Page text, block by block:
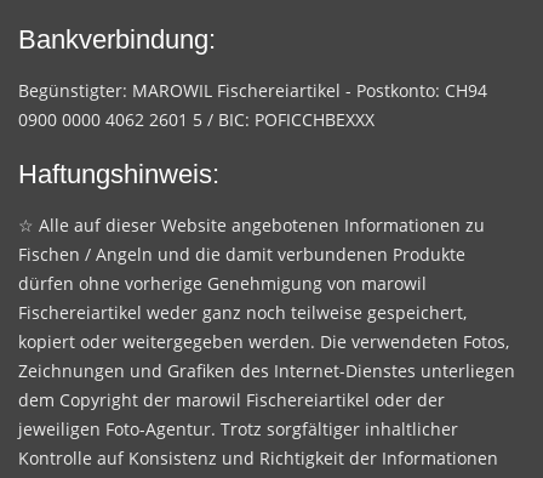
Bankverbindung:
Begünstigter: MAROWIL Fischereiartikel - Postkonto: CH94
0900 0000 4062 2601 5 / BIC: POFICCHBEXXX
Haftungshinweis:
☆ Alle auf dieser Website angebotenen Informationen zu
Fischen / Angeln und die damit verbundenen Produkte
dürfen ohne vorherige Genehmigung von marowil
Fischereiartikel weder ganz noch teilweise gespeichert,
kopiert oder weitergegeben werden. Die verwendeten Fotos,
Zeichnungen und Grafiken des Internet-Dienstes unterliegen
dem Copyright der marowil Fischereiartikel oder der
jeweiligen Foto-Agentur. Trotz sorgfältiger inhaltlicher
Kontrolle auf Konsistenz und Richtigkeit der Informationen